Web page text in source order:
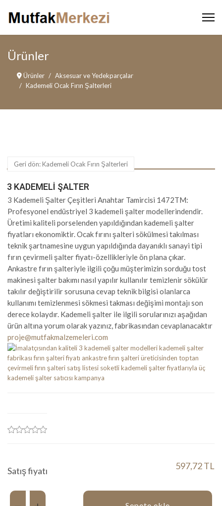
Ürünler
Ürünler
Aksesuar ve Yedekparçalar
Kademeli Ocak Fırın Şalterleri
Geri dön: Kademeli Ocak Fırın Şalterleri
3 KADEMELI ŞALTER
3 Kademeli Şalter Çeşitleri Anahtar Tamircisi 1472TM:
Profesyonel endüstriyel 3 kademeli şalter modellerindendir.
Üretimi kaliteli porselenden yapıldığından kademeli şalter
fiyatları ekonomiktir. Ocak fırını şalteri sökülmesi takılması
teknik şartnamesine uygun yapıldığında dayanıklı sanayi tipi
fırın çevirmeli şalter fiyatı-özellikleriyle ön plana çıkar.
Ankastre fırın şalteriyle ilgili çoğu müşterimizin sorduğu tost
makinesi şalter bakımı nasıl yapılır kullanılır temizlenir sökülür
takılır değiştirilir sorusuna cevap teknik bilgisi olanlarca
kullanımı temizlenmesi sökmesi takması değişimi montajı son
derece kolaydır. Kademeli şalter ile ilgili sorularınızı aşağıdan
ürün altına yorum olarak yazınız, fabrikasından cevaplanacaktır
proje@mutfakmalzemeleri.com
Satış fiyatı 597,72 TL
Miktar: